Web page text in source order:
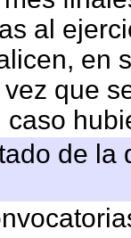
al
en
que
de